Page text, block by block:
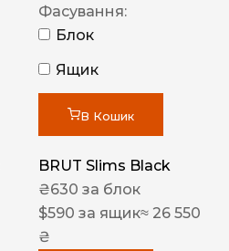
Фасування:
Блок
Ящик
В Кошик
BRUT Slims Black
₴630 за блок
$590 за ящик≈ 26 550
₴